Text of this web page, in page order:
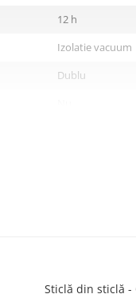
12 h
Izolatie vacuum
Dublu
Sticlă din sticlă -